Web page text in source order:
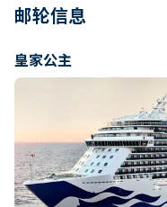
邮轮信息
皇家公主